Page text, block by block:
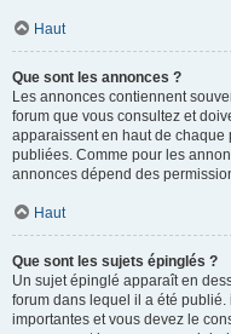
Haut
Que sont les annonces ?
Les annonces contiennent
forum que vous consultez et
apparaissent en haut de
publiées. Comme pour les
annonces dépend des
Haut
Que sont les sujets épinglés ?
Un sujet épinglé apparaît en
forum dans lequel il a été
importantes et vous devez le